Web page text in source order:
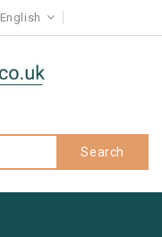
English
Search